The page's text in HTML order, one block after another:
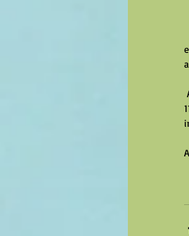
A nova ponte terá 478,5m de extensão, 162m de vão livre (o maior do Paraná), 11 pilares com 10m cravados na rocha,